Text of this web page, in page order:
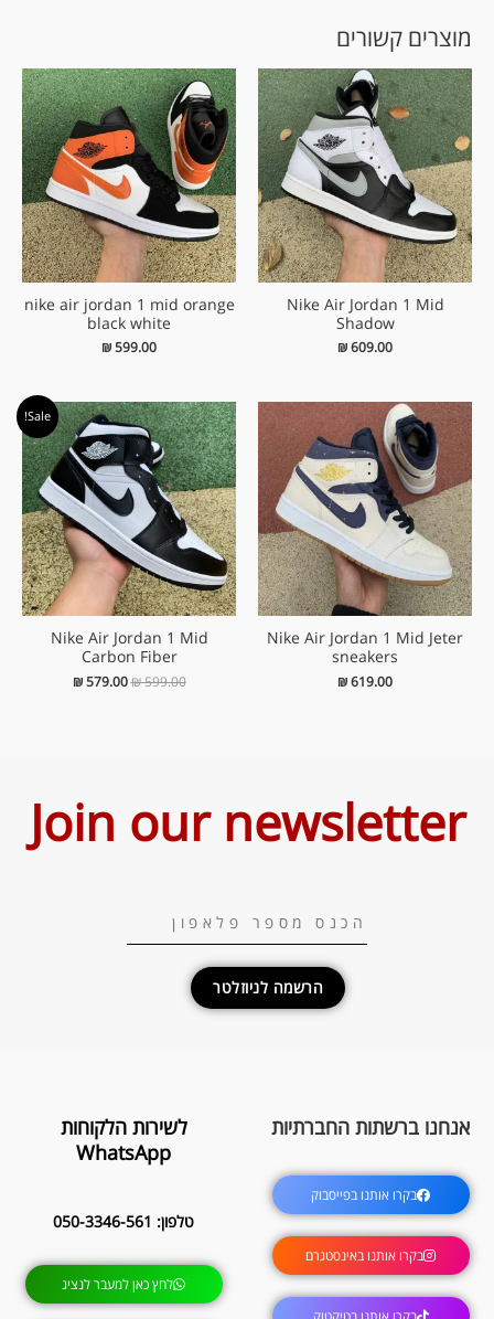
מוצרים קשורים
Nike Air Jordan 1 Mid
Shadow
₪609.00
nike air jordan 1 mid orange
black white
₪599.00
Nike Air Jordan 1 Mid Jeter
sneakers
₪619.00
Sale!
Nike Air Jordan 1 Mid
Carbon Fiber
₪599.00
המחיר
המקורי
היה:
₪ 599.00.
₪579.00
המחיר
הנוכחי
הוא:
₪ 579.00.
Join our newsletter
הרשמה לניוזלטר
אנחנו ברשתות החברתיות
בקרו אותנו בפייסבוק
בקרו אותנו באינסטגרם
לשירות הלקוחות
WhatsApp
טלפון: 050-3346-561
לחץ כאן למעבר לנציג